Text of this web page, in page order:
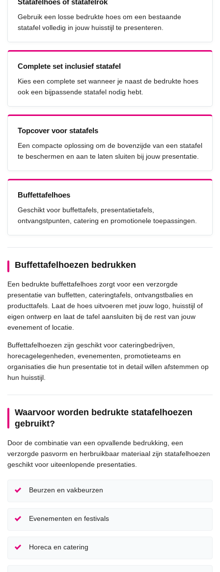
Gebruik een losse bedrukte hoes om een bestaande
statafel volledig in jouw huisstijl te presenteren.
Complete set inclusief statafel
Kies een complete set wanneer je naast de bedrukte hoes
ook een bijpassende statafel nodig hebt.
Topcover voor statafels
Een compacte oplossing om de bovenzijde van een statafel
te beschermen en aan te laten sluiten bij jouw presentatie.
Buffettafelhoes
Geschikt voor buffettafels, presentatietafels,
ontvangstpunten, catering en promotionele toepassingen.
Buffettafelhoezen bedrukken
Een bedrukte buffettafelhoes zorgt voor een verzorgde
presentatie van buffetten, cateringtafels, ontvangstbalies en
producttafels. Laat de hoes uitvoeren met jouw logo, huisstijl of
eigen ontwerp en laat de tafel aansluiten bij de rest van jouw
evenement of locatie.
Buffettafelhoezen zijn geschikt voor cateringbedrijven,
horecagelegenheden, evenementen, promotieteams en
organisaties die hun presentatie tot in detail willen afstemmen op
hun huisstijl.
Waarvoor worden bedrukte statafelhoezen
gebruikt?
Door de combinatie van een opvallende bedrukking, een
verzorgde pasvorm en herbruikbaar materiaal zijn statafelhoezen
geschikt voor uiteenlopende presentaties.
Beurzen en vakbeurzen
Evenementen en festivals
Horeca en catering